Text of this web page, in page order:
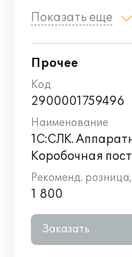
Показать еще
Прочее
2900001759496
1С:СЛК.
Коробочная
1 800
Заказать